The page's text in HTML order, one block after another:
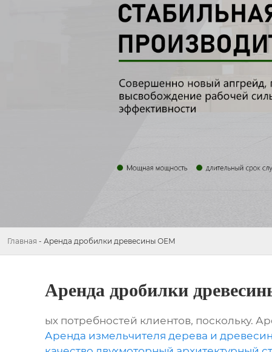
Главная - Аренда дробилки древесины OEM
Аренда дробилки
ых потребностей клиентов, поскольку.
Аренда измельчителя дерева и